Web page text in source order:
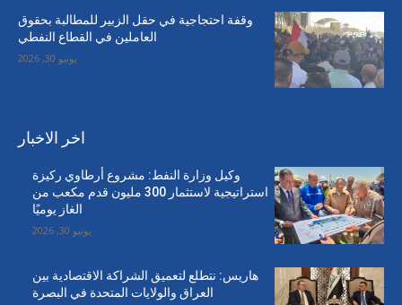
وقفة احتجاجية في حقل الزبير للمطالبة بحقوق
العاملين في القطاع النفطي
يونيو 30, 2026
اخر الاخبار
وكيل وزارة النفط: مشروع أرطاوي ركيزة
استراتيجية لاستثمار 300 مليون قدم مكعب من
الغاز يوميًا
يونيو 30, 2026
هاريس: نتطلع لتعميق الشراكة الاقتصادية بين
العراق والولايات المتحدة في البصرة